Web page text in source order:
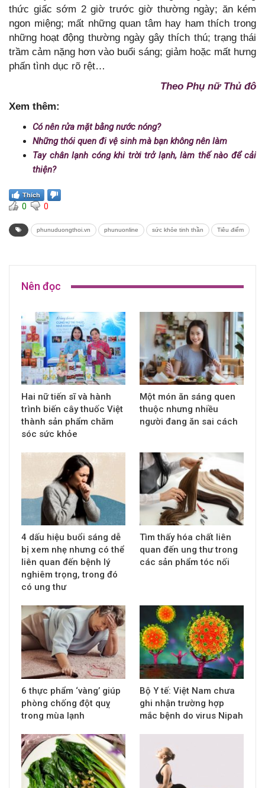
thức giấc sớm 2 giờ trước giờ thường ngày; ăn kém
ngon miệng; mất những quan tâm hay ham thích trong
những hoạt động thường ngày gây thích thú; trạng thái
trầm cảm nặng hơn vào buổi sáng; giảm hoặc mất hưng
phấn tình dục rõ rệt…
Theo Phụ nữ Thủ đô
Xem thêm:
Có nên rửa mặt bằng nước nóng?
Những thói quen đi vệ sinh mà bạn không nên làm
Tay chân lạnh cóng khi trời trở lạnh, làm thế nào để cải
thiện?
Thích
0 0
phunuduongthoi.vn phunuonline sức khỏe tinh thần Tiêu điểm
Nên đọc
Hai nữ tiến sĩ và hành
trình biến cây thuốc Việt
thành sản phẩm chăm
sóc sức khỏe
Một món ăn sáng quen
thuộc nhưng nhiều
người đang ăn sai cách
4 dấu hiệu buổi sáng dễ
bị xem nhẹ nhưng có thể
liên quan đến bệnh lý
nghiêm trọng, trong đó
có ung thư
Tìm thấy hóa chất liên
quan đến ung thư trong
các sản phẩm tóc nối
6 thực phẩm ‘vàng’ giúp
phòng chống đột quỵ
trong mùa lạnh
Bộ Y tế: Việt Nam chưa
ghi nhận trường hợp
mắc bệnh do virus Nipah